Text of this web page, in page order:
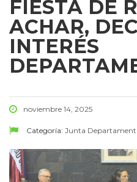
FIESTA DE
ACHAR,
INTERÉS
noviembre 14, 2025
Categoría: Junta